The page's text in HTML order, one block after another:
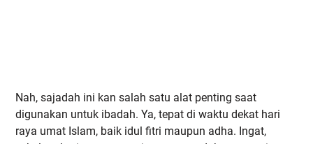
Nah, sajadah ini kan salah satu alat penting saat
digunakan untuk ibadah. Ya, tepat di waktu dekat hari
raya umat Islam, baik idul fitri maupun adha. Ingat,